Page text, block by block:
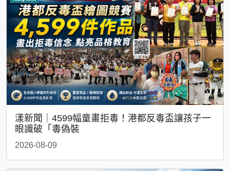
漾新聞｜4599幅童畫拒毒！港都反毒盃讓孩子一
眼識破「毒偽裝
2026-08-09